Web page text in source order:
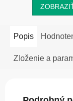
Popis
Zloženie a